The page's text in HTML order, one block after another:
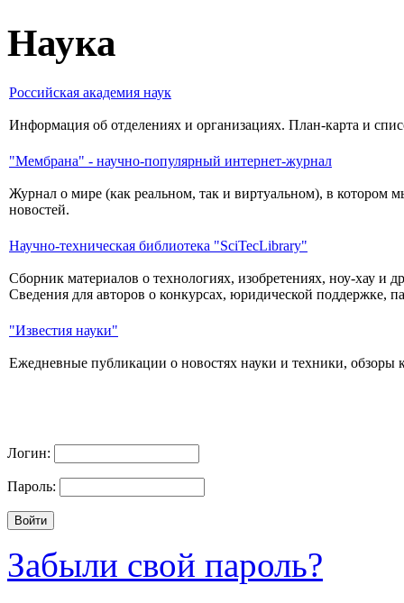
Наука
Российская академия наук
Информация об отделениях и организациях. План-карта и
"Мембрана" - научно-популярный интернет-журнал
Журнал о мире (как реальном, так и виртуальном), в
новостей.
Научно-техническая библиотека "SciTecLibrary"
Сборник материалов о технологиях, изобретениях, ноу-хау и
Сведения для авторов о конкурсах, юридической поддержке,
"Известия науки"
Ежедневные публикации о новостях науки и техники, обзоры
Логин:
Пароль:
Забыли свой пароль?